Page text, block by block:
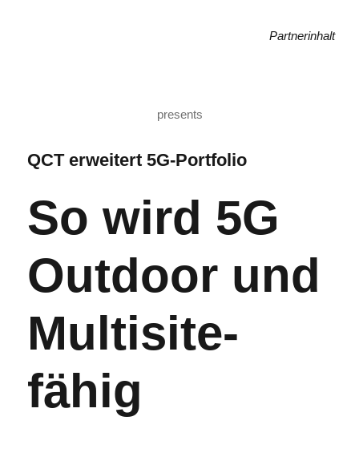
Partnerinhalt
presents
QCT erweitert 5G-Portfolio
So wird 5G
Outdoor und
Multisite-
fähig